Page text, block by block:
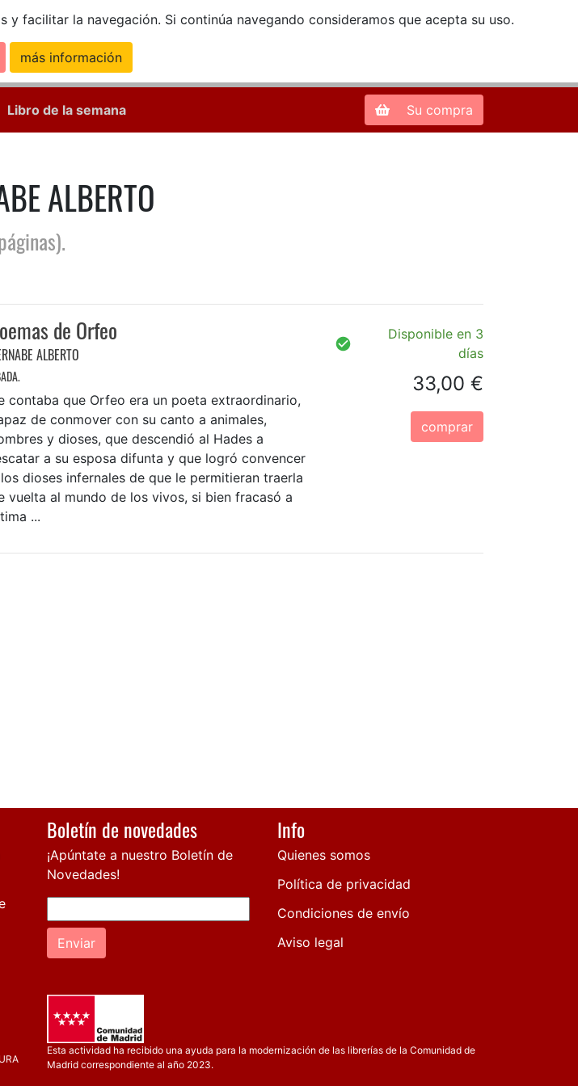
facilitar la navegación. Si continúa navegando consideramos que acepta su uso.
más información
Zona de Clientes
Libro de la semana Su compra
ALBERTO
de Orfeo
ALBERTO
contaba que Orfeo era un poeta extraordinario,
de conmover con su canto a animales,
y dioses, que descendió al Hades a
a su esposa difunta y que logró convencer
dioses infernales de que le permitieran traerla
vuelta al mundo de los vivos, si bien fracasó a
...
Disponible en 3
días
33,00 €
comprar
Boletín de novedades
¡Apúntate a nuestro Boletín de
Novedades!
Enviar
Info
Quienes somos
Política de privacidad
Condiciones de envío
Aviso legal
Esta actividad ha recibido una ayuda para la modernización de las librerías de la Comunidad de
Madrid correspondiente al año 2023.